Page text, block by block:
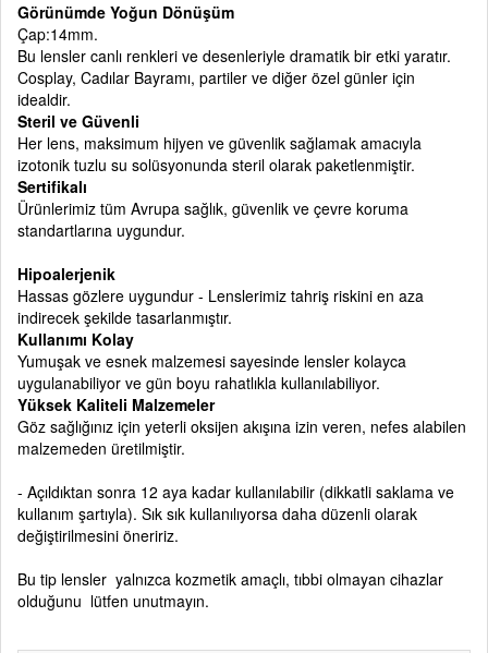
Görünümde Yoğun Dönüşüm
Çap:14mm.
Bu lensler canlı renkleri ve desenleriyle dramatik bir etki yaratır.
Cosplay, Cadılar Bayramı, partiler ve diğer özel günler için
idealdir.
Steril ve Güvenli
Her lens, maksimum hijyen ve güvenlik sağlamak amacıyla
izotonik tuzlu su solüsyonunda steril olarak paketlenmiştir.
Sertifikalı
Ürünlerimiz tüm Avrupa sağlık, güvenlik ve çevre koruma
standartlarına uygundur.
Hipoalerjenik
Hassas gözlere uygundur - Lenslerimiz tahriş riskini en aza
indirecek şekilde tasarlanmıştır.
Kullanımı Kolay
Yumuşak ve esnek malzemesi sayesinde lensler kolayca
uygulanabiliyor ve gün boyu rahatlıkla kullanılabiliyor.
Yüksek Kaliteli Malzemeler
Göz sağlığınız için yeterli oksijen akışına izin veren, nefes alabilen
malzemeden üretilmiştir.
- Açıldıktan sonra 12 aya kadar kullanılabilir (dikkatli saklama ve
kullanım şartıyla). Sık sık kullanılıyorsa daha düzenli olarak
değiştirilmesini öneririz.
Bu tip lensler yalnızca kozmetik amaçlı, tıbbi olmayan cihazlar
olduğunu lütfen unutmayın.